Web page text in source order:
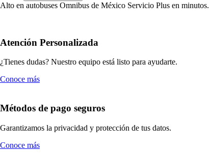
Alto en autobuses Omnibus de México Servicio Plus en minutos.
Atención Personalizada
¿Tienes dudas? Nuestro equipo está listo para ayudarte.
Conoce más
Métodos de pago seguros
Garantizamos la privacidad y protección de tus datos.
Conoce más